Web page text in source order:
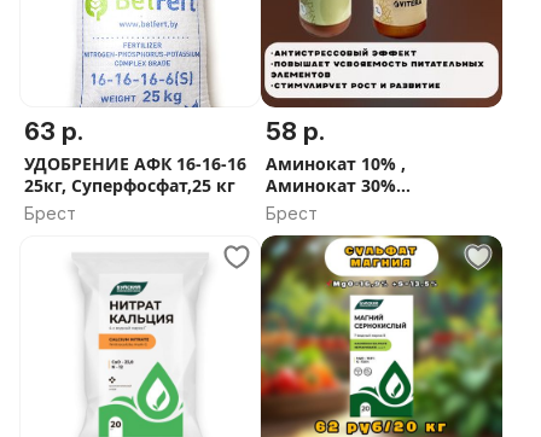
г.Иваново, ул.Карла Маркса,26
ДОСТАВКА по РБ
+375(29)2-848-848
63 р.
УДОБРЕНИЕ АФК 16-16-16
25кг, Суперфосфат,25 кг
Брест
58 р.
Аминокат 10% ,
Аминокат 30%
аминокислоты , Келик
Калия, Атланте 0.30.20
Atlantica
Брест